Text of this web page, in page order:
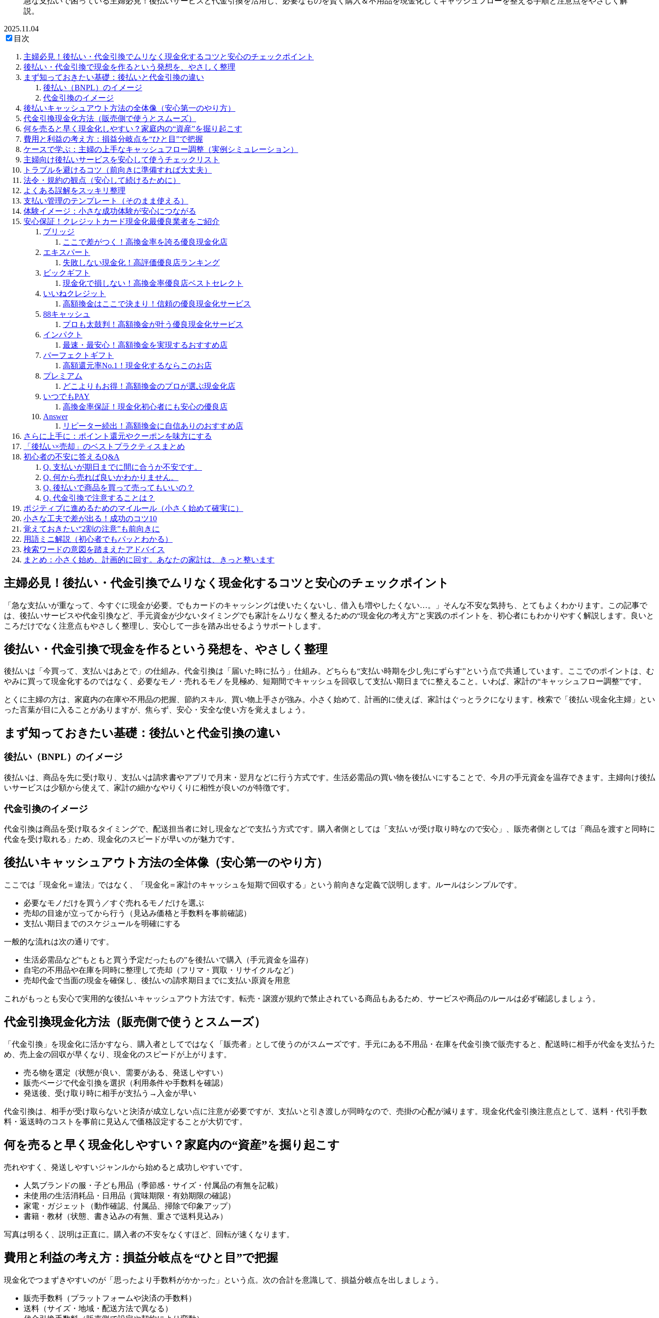
説。
2025.11.04
目次
主婦必見！後払い・代金引換でムリなく現金化するコツと安心のチェックポイント
後払い・代金引換で現金を作るという発想を、やさしく整理
まず知っておきたい基礎：後払いと代金引換の違い
後払い（BNPL）のイメージ
代金引換のイメージ
後払いキャッシュアウト方法の全体像（安心第一のやり方）
代金引換現金化方法（販売側で使うとスムーズ）
何を売ると早く現金化しやすい？家庭内の“資産”を掘り起こす
費用と利益の考え方：損益分岐点を“ひと目”で把握
ケースで学ぶ：主婦の上手なキャッシュフロー調整（実例シミュレーション）
主婦向け後払いサービスを安心して使うチェックリスト
トラブルを避けるコツ（前向きに準備すれば大丈夫）
法令・規約の観点（安心して続けるために）
よくある誤解をスッキリ整理
支払い管理のテンプレート（そのまま使える）
体験イメージ：小さな成功体験が安心につながる
安心保証！クレジットカード現金化最優良業者をご紹介
ブリッジ
ここで差がつく！高換金率を誇る優良現金化店
エキスパート
失敗しない現金化！高評価優良店ランキング
ビックギフト
現金化で損しない！高換金率優良店ベストセレクト
いいねクレジット
高額換金はここで決まり！信頼の優良現金化サービス
88キャッシュ
プロも太鼓判！高額換金が叶う優良現金化サービス
インパクト
最速・最安心！高額換金を実現するおすすめ店
パーフェクトギフト
高額還元率No.1！現金化するならこのお店
プレミアム
どこよりもお得！高額換金のプロが選ぶ現金化店
いつでもPAY
高換金率保証！現金化初心者にも安心の優良店
Answer
リピーター続出！高額換金に自信ありのおすすめ店
さらに上手に：ポイント還元やクーポンを味方にする
「後払い×売却」のベストプラクティスまとめ
初心者の不安に答えるQ&A
Q. 支払いが期日までに間に合うか不安です。
Q. 何から売れば良いかわかりません。
Q. 後払いで商品を買って売ってもいいの？
Q. 代金引換で注意することは？
ポジティブに進めるためのマイルール（小さく始めて確実に）
小さな工夫で差が出る！成功のコツ10
覚えておきたい“2割の注意”も前向きに
用語ミニ解説（初心者でもパッとわかる）
検索ワードの意図を踏まえたアドバイス
まとめ：小さく始め、計画的に回す。あなたの家計は、きっと整います
主婦必見！後払い・代金引換でムリなく現金化するコツと安心のチェックポイント
「急な支払いが重なって、今すぐに現金が必要。でもカードのキャッシングは使いたくないし、借入も増やしたくない…。」そんな不安な気持ち、とてもよくわかります。この記事で
は、後払いサービスや代金引換など、手元資金が少ないタイミングでも家計をムリなく整えるための“現金化の考え方”と実践のポイントを、初心者にもわかりやすく解説します。良いと
ころだけでなく注意点もやさしく整理し、安心して一歩を踏み出せるようサポートします。
後払い・代金引換で現金を作るという発想を、やさしく整理
後払いは「今買って、支払いはあとで」の仕組み。代金引換は「届いた時に払う」仕組み。どちらも“支払い時期を少し先にずらす”という点で共通しています。ここでのポイントは、む
やみに買って現金化するのではなく、必要なモノ・売れるモノを見極め、短期間でキャッシュを回収して支払い期日までに整えること。いわば、家計の“キャッシュフロー調整”です。
とくに主婦の方は、家庭内の在庫や不用品の把握、節約スキル、買い物上手さが強み。小さく始めて、計画的に使えば、家計はぐっとラクになります。検索で「後払い現金化主婦」とい
った言葉が目に入ることがありますが、焦らず、安心・安全な使い方を覚えましょう。
まず知っておきたい基礎：後払いと代金引換の違い
後払い（BNPL）のイメージ
後払いは、商品を先に受け取り、支払いは請求書やアプリで月末・翌月などに行う方式です。生活必需品の買い物を後払いにすることで、今月の手元資金を温存できます。主婦向け後払
いサービスは少額から使えて、家計の細かなやりくりに相性が良いのが特徴です。
代金引換のイメージ
代金引換は商品を受け取るタイミングで、配送担当者に対し現金などで支払う方式です。購入者側としては「支払いが受け取り時なので安心」、販売者側としては「商品を渡すと同時に
代金を受け取れる」ため、現金化のスピードが早いのが魅力です。
後払いキャッシュアウト方法の全体像（安心第一のやり方）
ここでは「現金化＝違法」ではなく、「現金化＝家計のキャッシュを短期で回収する」という前向きな定義で説明します。ルールはシンプルです。
必要なモノだけを買う／すぐ売れるモノだけを選ぶ
売却の目途が立ってから行う（見込み価格と手数料を事前確認）
支払い期日までのスケジュールを明確にする
一般的な流れは次の通りです。
生活必需品など“もともと買う予定だったもの”を後払いで購入（手元資金を温存）
自宅の不用品や在庫を同時に整理して売却（フリマ・買取・リサイクルなど）
売却代金で当面の現金を確保し、後払いの請求期日までに支払い原資を用意
これがもっとも安心で実用的な後払いキャッシュアウト方法です。転売・譲渡が規約で禁止されている商品もあるため、サービスや商品のルールは必ず確認しましょう。
代金引換現金化方法（販売側で使うとスムーズ）
「代金引換」を現金化に活かすなら、購入者としてではなく「販売者」として使うのがスムーズです。手元にある不用品・在庫を代金引換で販売すると、配送時に相手が代金を支払うた
め、売上金の回収が早くなり、現金化のスピードが上がります。
売る物を選定（状態が良い、需要がある、発送しやすい）
販売ページで代金引換を選択（利用条件や手数料を確認）
発送後、受け取り時に相手が支払う→入金が早い
代金引換は、相手が受け取らないと決済が成立しない点に注意が必要ですが、支払いと引き渡しが同時なので、売掛の心配が減ります。現金化代金引換注意点として、送料・代引手数
料・返送時のコストを事前に見込んで価格設定することが大切です。
何を売ると早く現金化しやすい？家庭内の“資産”を掘り起こす
売れやすく、発送しやすいジャンルから始めると成功しやすいです。
人気ブランドの服・子ども用品（季節感・サイズ・付属品の有無を記載）
未使用の生活消耗品・日用品（賞味期限・有効期限の確認）
家電・ガジェット（動作確認、付属品、掃除で印象アップ）
書籍・教材（状態、書き込みの有無、重さで送料見込み）
写真は明るく、説明は正直に。購入者の不安をなくすほど、回転が速くなります。
費用と利益の考え方：損益分岐点を“ひと目”で把握
現金化でつまずきやすいのが「思ったより手数料がかかった」という点。次の合計を意識して、損益分岐点を出しましょう。
販売手数料（プラットフォームや決済の手数料）
送料（サイズ・地域・配送方法で異なる）